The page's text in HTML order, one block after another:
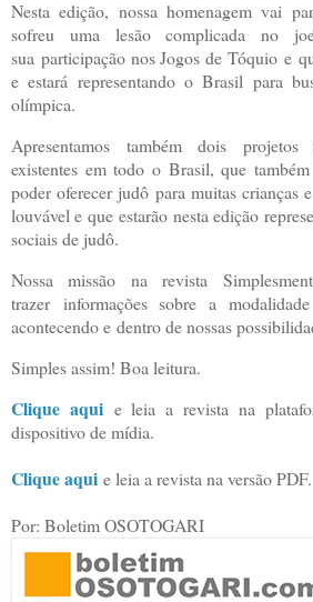
Nesta edição, nossa homenagem vai
sofreu uma lesão complicada no
sua participação nos Jogos de Tóquio e
e estará representando o Brasil para
olímpica.
Apresentamos também dois
existentes em todo o Brasil, que
poder oferecer judô para muitas crianças
louvável e que estarão nesta edição
sociais de judô.
Nossa missão na revista
trazer informações sobre a
acontecendo e dentro de nossas
Simples assim! Boa leitura.
Clique aqui e leia a revista na
dispositivo de mídia.
Clique aqui e leia a revista na versão PDF.
Por: Boletim OSOTOGARI